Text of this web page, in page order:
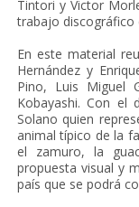
Tintori y Victor
trabajo discográfico
En este material
Hernández y
Pino, Luis Miguel
Kobayashi. Con el
Solano quien
animal típico de la
el zamuro, la
propuesta visual y
país que se podrá